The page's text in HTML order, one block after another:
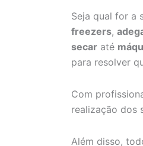
Seja qual for a
freezers,
secar até
para resolver
Com
realização dos
Além disso,